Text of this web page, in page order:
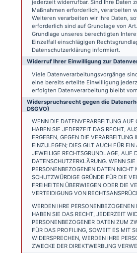
jederzeit widerrufbar. Sind Ihre Daten
Maßnahmen erforderlich, verarbeiten
Weiteren verarbeiten wir Ihre Daten,
erforderlich sind auf Grundlage von
Grundlage unseres berechtigten
Einzelfall einschlägigen
Datenschutzerklärung informiert.
Widerruf Ihrer Einwilligung zur
Viele Datenverarbeitungsvorgänge
eine bereits erteilte Einwilligung
erfolgten Datenverarbeitung bleibt
Widerspruchsrecht gegen die
DSGVO)
WENN DIE DATENVERARBEITUNG
HABEN SIE JEDERZEIT DAS RECHT,
ERGEBEN, GEGEN DIE
EINZULEGEN; DIES GILT AUCH FÜR
JEWEILIGE RECHTSGRUNDLAGE, AUF
DATENSCHUTZERKLÄRUNG. WENN
PERSONENBEZOGENEN DATEN
SCHUTZWÜRDIGE GRÜNDE FÜR DIE
FREIHEITEN ÜBERWIEGEN ODER DIE
VERTEIDIGUNG VON
WERDEN IHRE
HABEN SIE DAS RECHT, JEDERZEIT
PERSONENBEZOGENER DATEN ZUM
FÜR DAS PROFILING, SOWEIT ES MIT
WIDERSPRECHEN, WERDEN IHRE
ZWECKE DER DIREKTWERBUNG